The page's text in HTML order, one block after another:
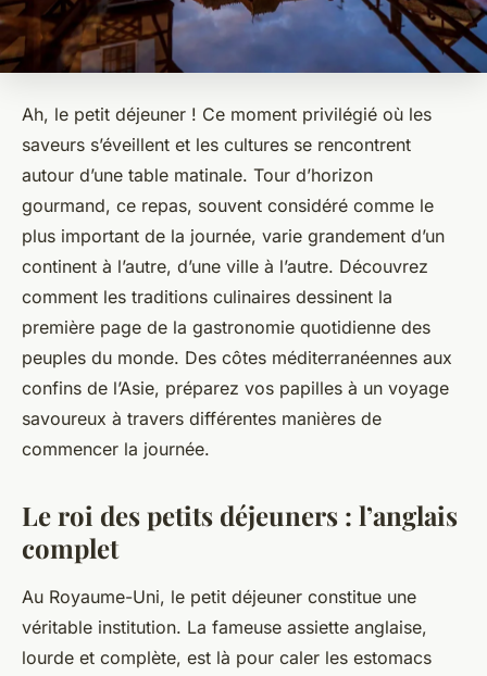
Ah, le petit déjeuner ! Ce moment privilégié où les
saveurs s’éveillent et les cultures se rencontrent
autour d’une table matinale. Tour d’horizon
gourmand, ce repas, souvent considéré comme le
plus important de la journée, varie grandement d’un
continent à l’autre, d’une ville à l’autre. Découvrez
comment les traditions culinaires dessinent la
première page de la gastronomie quotidienne des
peuples du monde. Des côtes méditerranéennes aux
confins de l’Asie, préparez vos papilles à un voyage
savoureux à travers différentes manières de
commencer la journée.
Le roi des petits déjeuners : l’anglais
complet
Au Royaume-Uni, le petit déjeuner constitue une
véritable institution. La fameuse assiette anglaise,
lourde et complète, est là pour caler les estomacs